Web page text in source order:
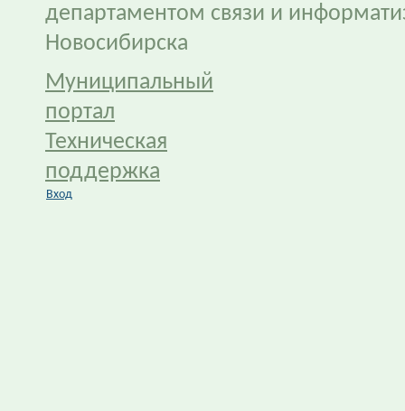
департаментом связи и
Новосибирска
Муниципальный
портал
Техническая
поддержка
Вход